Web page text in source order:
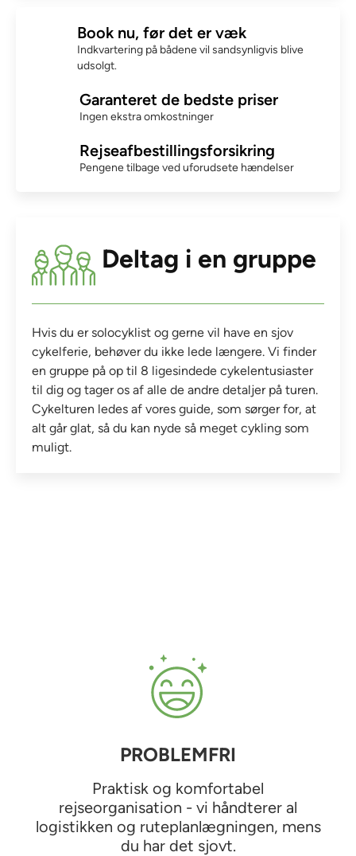
Book nu, før det er væk
Indkvartering på bådene vil sandsynligvis blive
udsolgt.
Garanteret de bedste priser
Ingen ekstra omkostninger
Rejseafbestillingsforsikring
Pengene tilbage ved uforudsete hændelser
Deltag i en gruppe
Hvis du er solocyklist og gerne vil have en sjov
cykelferie, behøver du ikke lede længere. Vi finder
en gruppe på op til 8 ligesindede cykelentusiaster
til dig og tager os af alle de andre detaljer på turen.
Cykelturen ledes af vores guide, som sørger for, at
alt går glat, så du kan nyde så meget cykling som
muligt.
PROBLEMFRI
Praktisk og komfortabel
rejseorganisation - vi håndterer al
logistikken og ruteplanlægningen, mens
du har det sjovt.